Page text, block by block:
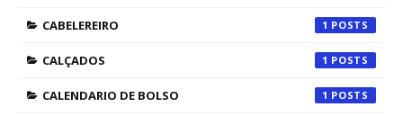
CABELEREIRO 1
CALÇADOS 1
CALENDARIO DE BOLSO 1